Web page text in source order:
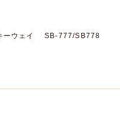
ーウェイ SB-777/SB778